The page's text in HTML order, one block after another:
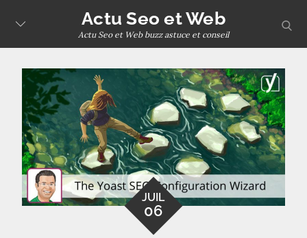
content
Actu Seo et Web
Actu Seo et Web buzz astuce et conseil
JUIL
06